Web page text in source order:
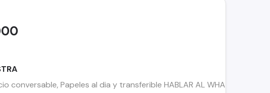
conversable, Papeles al dia y transferible HABLAR AL WHATSAPP,